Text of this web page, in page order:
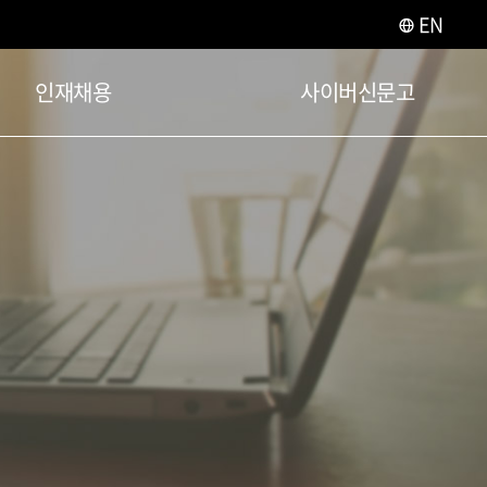
인재채용 사이버신문고
EN